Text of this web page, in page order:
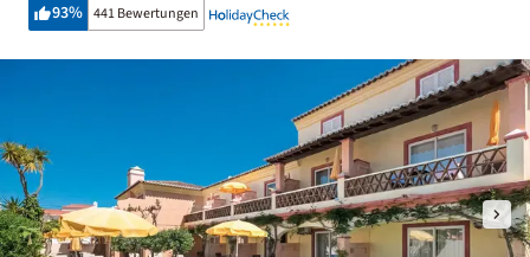
93% 441 Bewertungen